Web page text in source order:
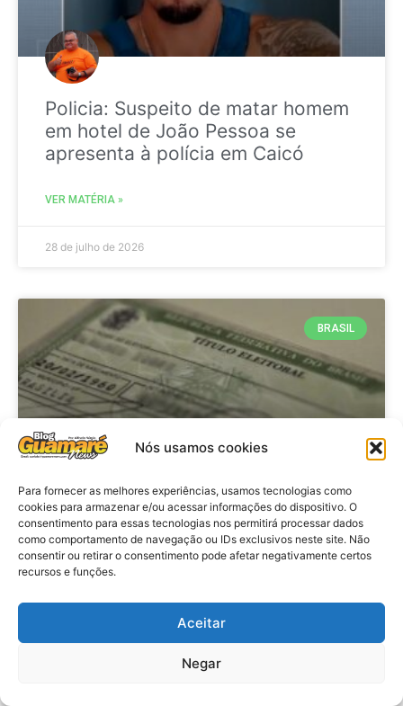
Nós usamos cookies
Para fornecer as melhores experiências, usamos tecnologias como
cookies para armazenar e/ou acessar informações do dispositivo. O
consentimento para essas tecnologias nos permitirá processar dados
como comportamento de navegação ou IDs exclusivos neste site. Não
consentir ou retirar o consentimento pode afetar negativamente certos
recursos e funções.
Aceitar
Negar
Policia: Suspeito de matar homem
em hotel de João Pessoa se
apresenta à polícia em Caicó
VER MATÉRIA »
28 de julho de 2026
BRASIL
Brasil: Policia Federal investiga
753 casos de crimes eleitorais
antes das eleições